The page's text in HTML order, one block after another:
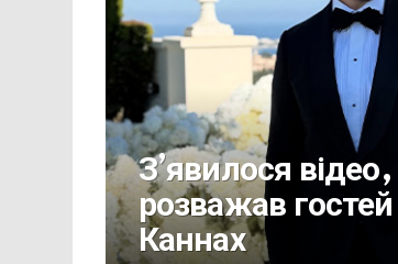
З’явилося
розважав гостей
Каннах